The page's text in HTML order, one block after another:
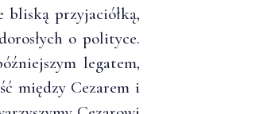
bliską przyjaciółką,
o polityce.
legatem,
między Cezarem i